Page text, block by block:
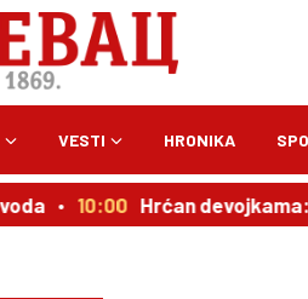
VESTI HRONIKA
10:00 Hrćan devojkama: